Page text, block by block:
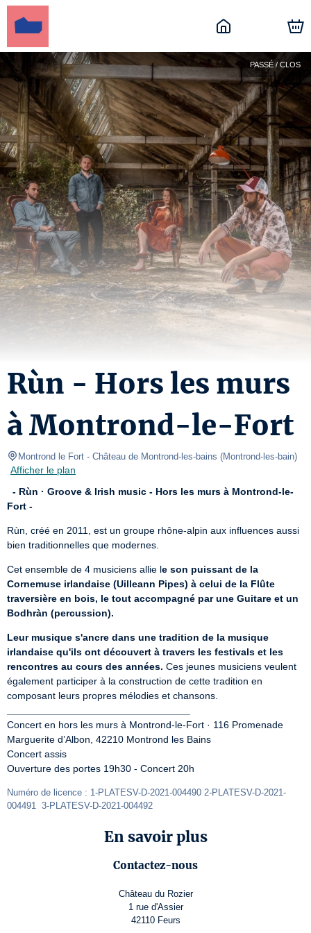
PASSÉ / CLOS
Rùn - Hors les murs
à Montrond-le-Fort
Montrond le Fort - Château de Montrond-les-bains (Montrond-les-bain)
Afficher le plan
- Rùn · Groove & Irish music - Hors les murs à Montrond-le-
Fort -
Rùn, créé en 2011, est un groupe rhône-alpin aux influences aussi
bien traditionnelles que modernes.
Cet ensemble de 4 musiciens allie le son puissant de la
Cornemuse irlandaise (Uilleann Pipes) à celui de la Flûte
traversière en bois, le tout accompagné par une Guitare et un
Bodhràn (percussion).
Leur musique s'ancre dans une tradition de la musique
irlandaise qu'ils ont découvert à travers les festivals et les
rencontres au cours des années. Ces jeunes musiciens veulent
également participer à la construction de cette tradition en
Concert en hors les murs à Montrond-le-Fort · 116 Promenade
Marguerite d’Albon, 42210 Montrond les Bains
Concert assis
Ouverture des portes 19h30 - Concert 20h
Numéro de licence : 1-PLATESV-D-2021-004490 2-PLATESV-D-2021-
004491  3-PLATESV-D-2021-004492
En savoir plus
Contactez-nous
Château du Rozier
1 rue d'Assier
42110 Feurs